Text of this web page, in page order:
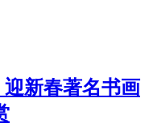
新春著名书画